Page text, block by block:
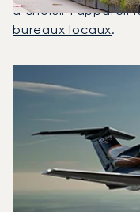
à choisir l'appareil
bureaux locaux.
Vitesse (km/h)